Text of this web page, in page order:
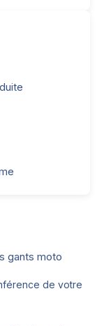
gants moto
de votre